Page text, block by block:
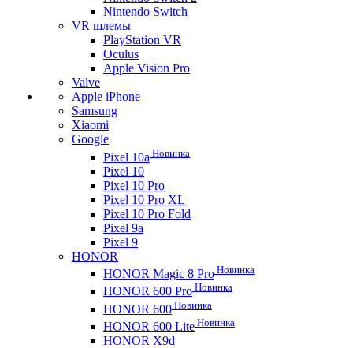
Nintendo Switch
VR шлемы
PlayStation VR
Oculus
Apple Vision Pro
Valve
Apple iPhone
Samsung
Xiaomi
Google
Pixel 10a Новинка
Pixel 10
Pixel 10 Pro
Pixel 10 Pro XL
Pixel 10 Pro Fold
Pixel 9a
Pixel 9
HONOR
HONOR Magic 8 Pro Новинка
HONOR 600 Pro Новинка
HONOR 600 Новинка
HONOR 600 Lite Новинка
HONOR X9d